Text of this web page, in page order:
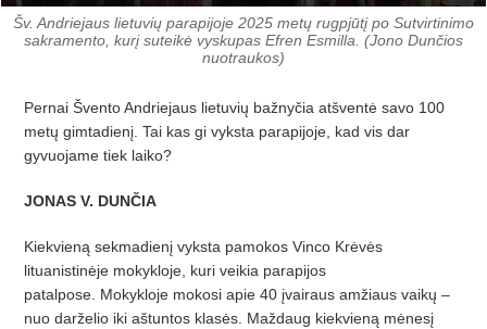
Šv. Andriejaus lietuvių parapijoje 2025 metų rugpjūtį po Sutvirtinimo
sakramento, kurį suteikė vyskupas Efren Esmilla. (Jono Dunčios
nuotraukos)
Pernai Švento Andriejaus lietuvių bažnyčia atšventė savo 100
metų gimtadienį. Tai kas gi vyksta parapijoje, kad vis dar
gyvuojame tiek laiko?
JONAS V. DUNČIA
Kiekvieną sekmadienį vyksta pamokos Vinco Krėvės
lituanistinėje mokykloje, kuri veikia parapijos
patalpose. Mokykloje mokosi apie 40 įvairaus amžiaus vaikų –
nuo darželio iki aštuntos klasės. Maždaug kiekvieną mėnesį